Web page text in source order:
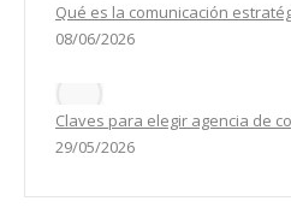
Qué es la comunicación
08/06/2026
Claves para elegir agencia de
29/05/2026